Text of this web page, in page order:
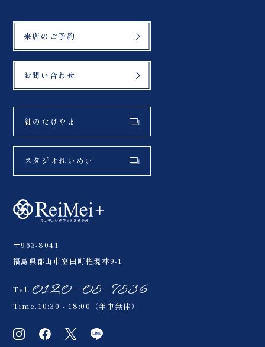
〒963-8041
福島県郡山市富田町権現林9-1
Tel. 0120-05-7536
Time.10:30 - 18:00（年中無休）
来店のご予約
お問い合わせ
紬のたけやま
スタジオれいめい